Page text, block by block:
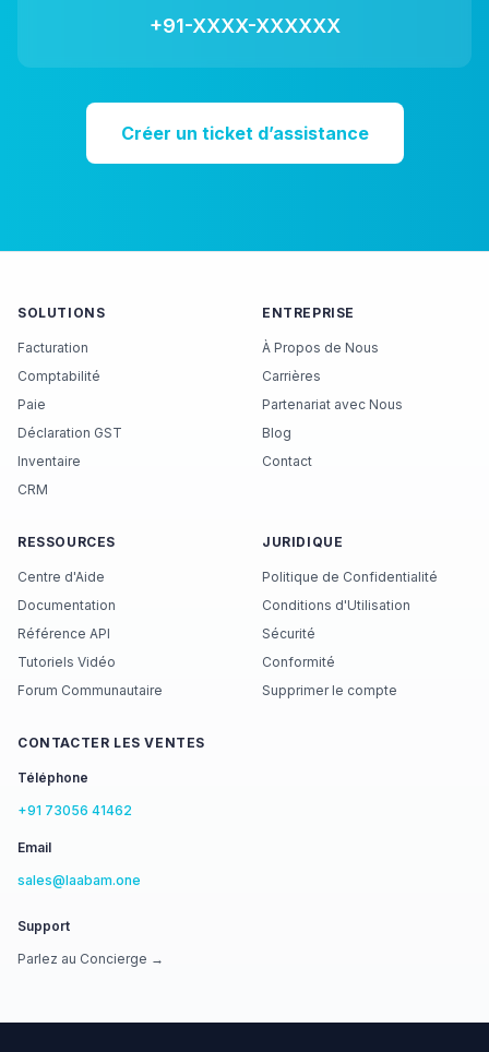
+91-XXXX-XXXXXX
Créer un ticket d’assistance
SOLUTIONS
Facturation
Comptabilité
Paie
Déclaration GST
Inventaire
CRM
ENTREPRISE
À Propos de Nous
Carrières
Partenariat avec Nous
Blog
Contact
RESSOURCES
Centre d'Aide
Documentation
Référence API
Tutoriels Vidéo
Forum Communautaire
JURIDIQUE
Politique de Confidentialité
Conditions d'Utilisation
Sécurité
Conformité
Supprimer le compte
CONTACTER LES VENTES
Téléphone
+91 73056 41462
Email
sales@laabam.one
Support
Parlez au Concierge →